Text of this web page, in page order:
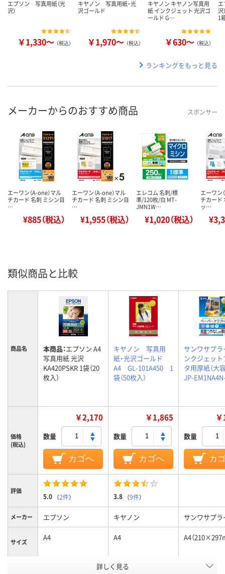
エプソン 写真用紙（光
沢）
￥1,330～ （税込）
キヤノン 写真用紙・光
沢ゴールド
￥1,970～ （税込）
キヤノン キヤノン写真用
紙 インクジェット 光沢ゴ
ールド G…
￥630～ （税込）
1
ランキングをもっと見る
メーカーからのおすすめ商品 スポンサー
エーワン（A-one）マル
チカード 名刺 ミシン目
…
¥885（税込）
エーワン（A-one）マル
チカード 名刺 ミシン目
…
¥1,955（税込）
エレコム 名刺/標
準/120枚/白 MT-
JMN1W…
¥1,020（税込）
エーワン
チカード
ッ…
類似商品と比較
商品名 本商品：エプソン A4
写真用紙 光沢
KA420PSKR 1袋（20
枚入）
キヤノン 写真用
紙・光沢ゴールド
A4 GL-101A450 1
袋（50枚入）
サンワサプ
ンクジェッ
タ用厚紙（大
JP-
価格
(税込)
￥2,170
数量
カゴへ
￥1,865
数量
カゴへ
数量
カ
評価
5.0 （2件） 3.8 （9件）
メーカー エプソン キヤノン サンワサプラ
サイズ A4 A4 A4（
印画紙タイプ
詳しく見る